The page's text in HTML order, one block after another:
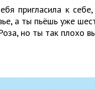
пригласила к
а ты пьёшь уже
но ты так плохо